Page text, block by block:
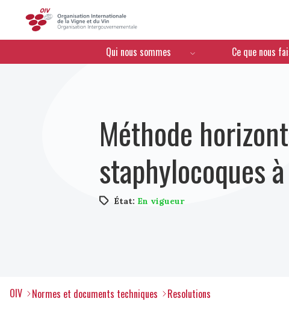
Menú de navegación
Qui nous sommes Ce que nous
Méthode
staphylocoques
État: En vigueur
OIV Normes et documents techniques Resolutions